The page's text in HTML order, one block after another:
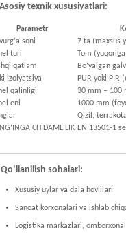
Asosiy texnik xususiyatlari:
Parametr
soni
7 ta (maxsus
turi
Tom
qatlam
Bo‘yalgan
izolyatsiya
PUR yoki PIR
qalinligi
30 mm – 100
eni
1000 mm
Qizil,
CHIDAMLILIK EN 13501-1
Qo‘llanilish sohalari:
Xususiy uylar va dala hovlilari
Sanoat korxonalari va ishlab
Logistika markazlari,